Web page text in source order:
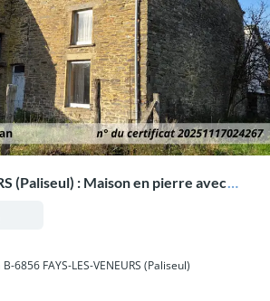
(Paliseul) : Maison en pierre avec
6856 FAYS-LES-VENEURS (Paliseul)